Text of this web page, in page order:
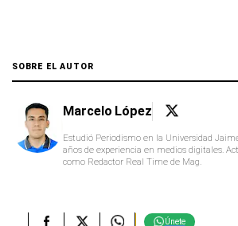
SOBRE EL AUTOR
Marcelo López
Estudió Periodismo en la Universidad
años de experiencia en medios digitales.
como Redactor Real Time de Mag.
Únete